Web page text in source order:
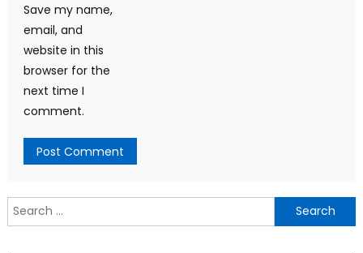
Save my name,
email, and
website in this
browser for the
next time I
comment.
Search
for: